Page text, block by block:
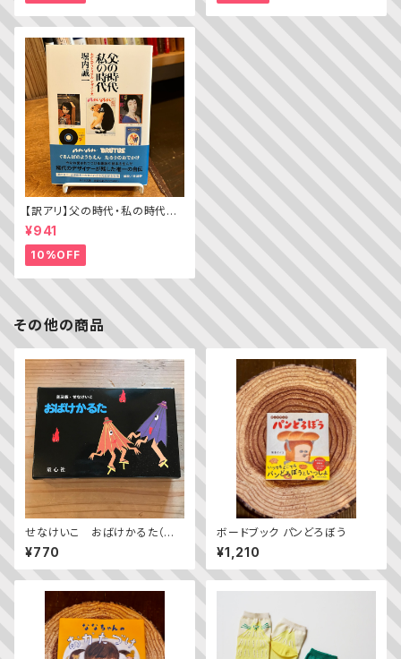
【訳アリ】父の時代・私の時代
─わがエディトリアル・デザイン
史
¥941
10%OFF
その他の商品
せなけいこ おばけかるた（普
及版）
¥770
ボードブック パンどろぼう
¥1,210